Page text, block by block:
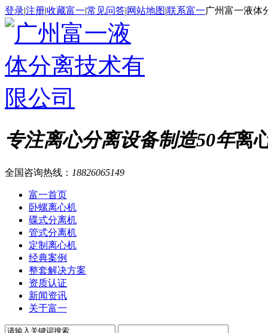
登录|注册|收藏富一|常见问答|网站地图|联系富一广州富一液体
专注离心分离设备制造50年离
全国咨询热线： 18826065149
富一首页
卧螺离心机
碟式分离机
管式分离机
定制离心机
经典案例
整套解决方案
资质认证
新闻资讯
关于富一